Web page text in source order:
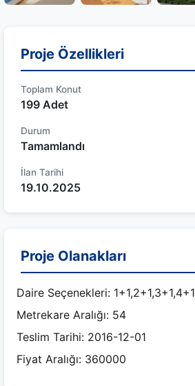
Proje Özellikleri
Toplam Konut
199 Adet
Durum
Tamamlandı
İlan Tarihi
19.10.2025
Proje Olanakları
Daire Seçenekleri: 1+1,2+1,3+1,4+1
Metrekare Aralığı: 54
Teslim Tarihi: 2016-12-01
Fiyat Aralığı: 360000